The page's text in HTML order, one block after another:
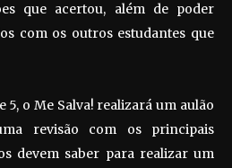
que acertou, além de poder
com os outros estudantes que
5, o Me Salva! realizará um aulão
revisão com os principais
devem saber para realizar um